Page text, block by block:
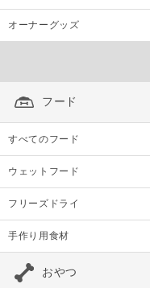
オーナーグッズ
フード
すべてのフード
ウェットフード
フリーズドライ
手作り用食材
おやつ